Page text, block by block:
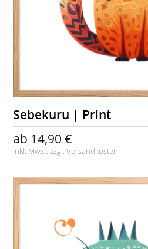
Sebekuru | Print
ab 14,90 €
inkl. MwSt. zzgl.Versandkosten